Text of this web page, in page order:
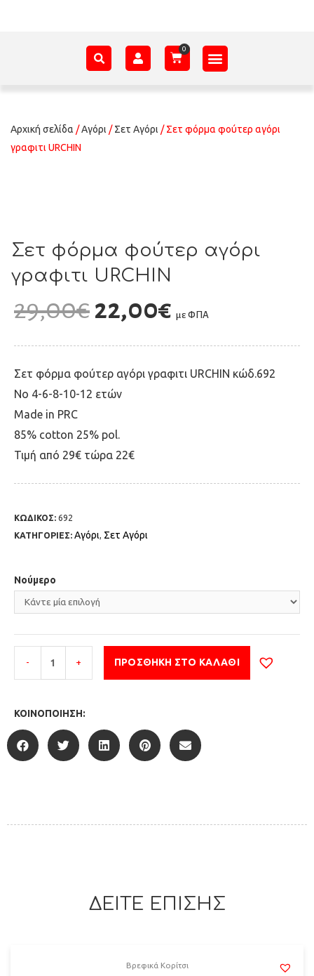
Αρχική σελίδα /Αγόρι /Σετ Αγόρι / Σετ φόρμα φούτερ αγόρι
γραφιτι URCHIN
Σετ φόρμα φούτερ αγόρι
γραφιτι URCHIN
29,00€ 22,00€ με ΦΠΑ
Σετ φόρμα φούτερ αγόρι γραφιτι URCHIN κώδ.692
Νο 4-6-8-10-12 ετών
Μade in PRC
85% cotton 25% pol.
Τιμή από 29€ τώρα 22€
ΚΩΔΙΚΟΣ: 692
ΚΑΤΗΓΟΡΙΕΣ: Αγόρι, Σετ Αγόρι
Νούμερο
- + ΠΡΟΣΘΉΚΗ ΣΤΟ ΚΑΛΆΘΙ
ΚΟΙΝΟΠΟΊΗΣΗ:
ΔΕΙΤΕ ΕΠΙΣΗΣ
Βρεφικά Κορίτσι